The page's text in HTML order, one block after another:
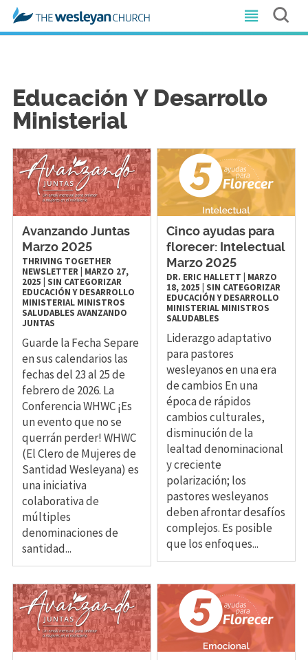
Educación Y Desarrollo
Ministerial
Avanzando Juntas
Marzo 2025
THRIVING TOGETHER
NEWSLETTER| MARZO 27,
2025
SIN CATEGORIZAR
EDUCACIÓN Y DESARROLLO
MINISTERIAL MINISTROS
SALUDABLES AVANZANDO
JUNTAS
Guarde la Fecha Separe
en sus calendarios las
fechas del 23 al 25 de
febrero de 2026. La
Conferencia WHWC ¡Es
un evento que no se
querrán perder! WHWC
(El Clero de Mujeres de
Santidad Wesleyana) es
una iniciativa
colaborativa de
múltiples
denominaciones de
santidad...
Cinco ayudas para
florecer: Intelectual
Marzo 2025
DR. ERIC HALLETT
MARZO
18, 2025
SIN CATEGORIZAR
EDUCACIÓN Y DESARROLLO
MINISTERIAL MINISTROS
SALUDABLES
Liderazgo adaptativo
para pastores
wesleyanos en una era
de cambios En una
época de rápidos
cambios culturales,
disminución de la
lealtad denominacional
y creciente
polarización; los
pastores wesleyanos
deben afrontar desafíos
complejos. Es posible
que los enfoques...